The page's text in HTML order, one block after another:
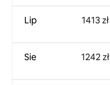
Lip
Sie
1413 zł
1242 zł